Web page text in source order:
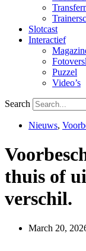
Slotcast
Interactief
Puzzel
Video’s
Search
Nieuws,
thuis of
verschil.
March 20,